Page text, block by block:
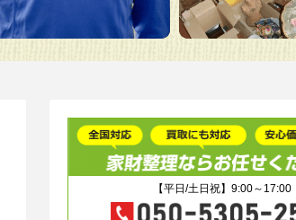
【平日/土日祝】9:00～17:00